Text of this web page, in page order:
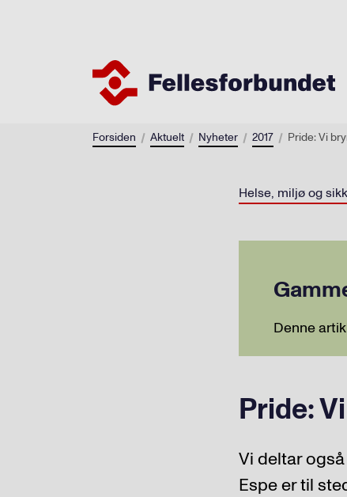
Forsiden Aktuelt Nyheter 2017 Pride: Vi
Helse, miljø og
Denne
Pride:
Vi deltar
Espe er til